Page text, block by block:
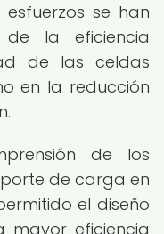
se han
la eficiencia
de las celdas
en la reducción
de los
de carga en
el diseño
mayor eficiencia